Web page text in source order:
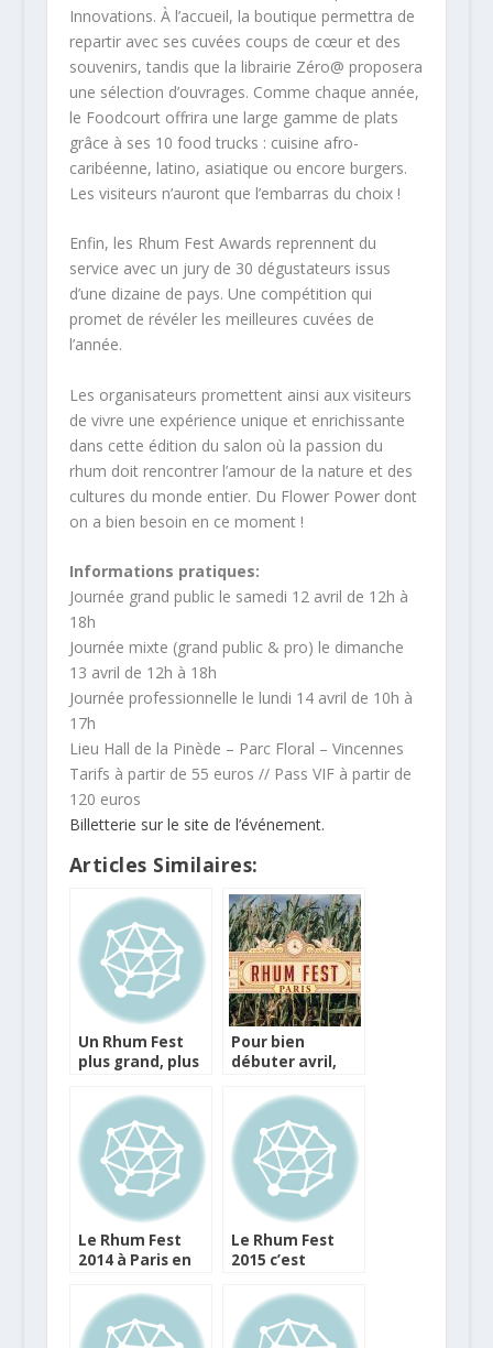
Innovations. À l’accueil, la boutique permettra de
repartir avec ses cuvées coups de cœur et des
souvenirs, tandis que la librairie Zéro@ proposera
une sélection d’ouvrages. Comme chaque année,
le Foodcourt offrira une large gamme de plats
grâce à ses 10 food trucks : cuisine afro-
caribéenne, latino, asiatique ou encore burgers.
Les visiteurs n’auront que l’embarras du choix !
Enfin, les Rhum Fest Awards reprennent du
service avec un jury de 30 dégustateurs issus
d’une dizaine de pays. Une compétition qui
promet de révéler les meilleures cuvées de
l’année.
Les organisateurs promettent ainsi aux visiteurs
de vivre une expérience unique et enrichissante
dans cette édition du salon où la passion du
rhum doit rencontrer l’amour de la nature et des
cultures du monde entier. Du Flower Power dont
on a bien besoin en ce moment !
Informations pratiques:
Journée grand public le samedi 12 avril de 12h à
18h
Journée mixte (grand public & pro) le dimanche
13 avril de 12h à 18h
Journée professionnelle le lundi 14 avril de 10h à
17h
Lieu Hall de la Pinède – Parc Floral – Vincennes
Tarifs à partir de 55 euros // Pass VIF à partir de
120 euros
Billetterie sur le site de l’événement.
Articles Similaires:
Un Rhum Fest
plus grand, plus
jeu dégustation
Pour bien
débuter avril,
Rhum Fest !
Le Rhum Fest
2014 à Paris en
Le Rhum Fest
2015 c’est
incontournable !